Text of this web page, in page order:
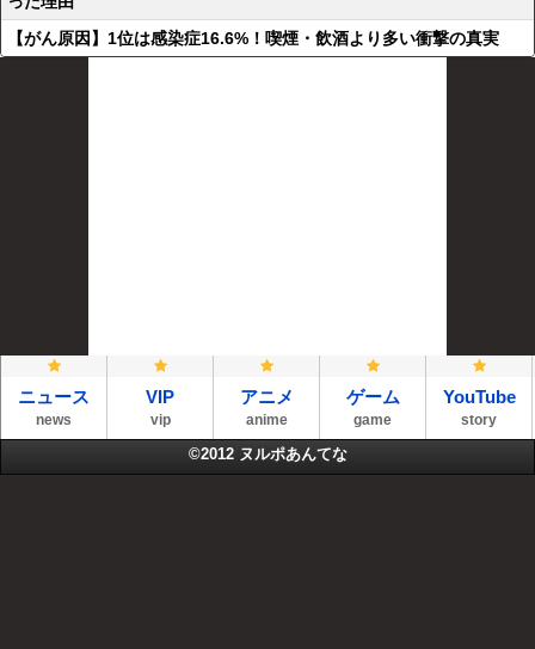
【がん原因】1位は感染症16.6%！喫煙・飲酒より多い衝撃の真実
ニュース
news
VIP
vip
アニメ
anime
ゲーム
game
YouTube
story
©2012 ヌルポあんてな